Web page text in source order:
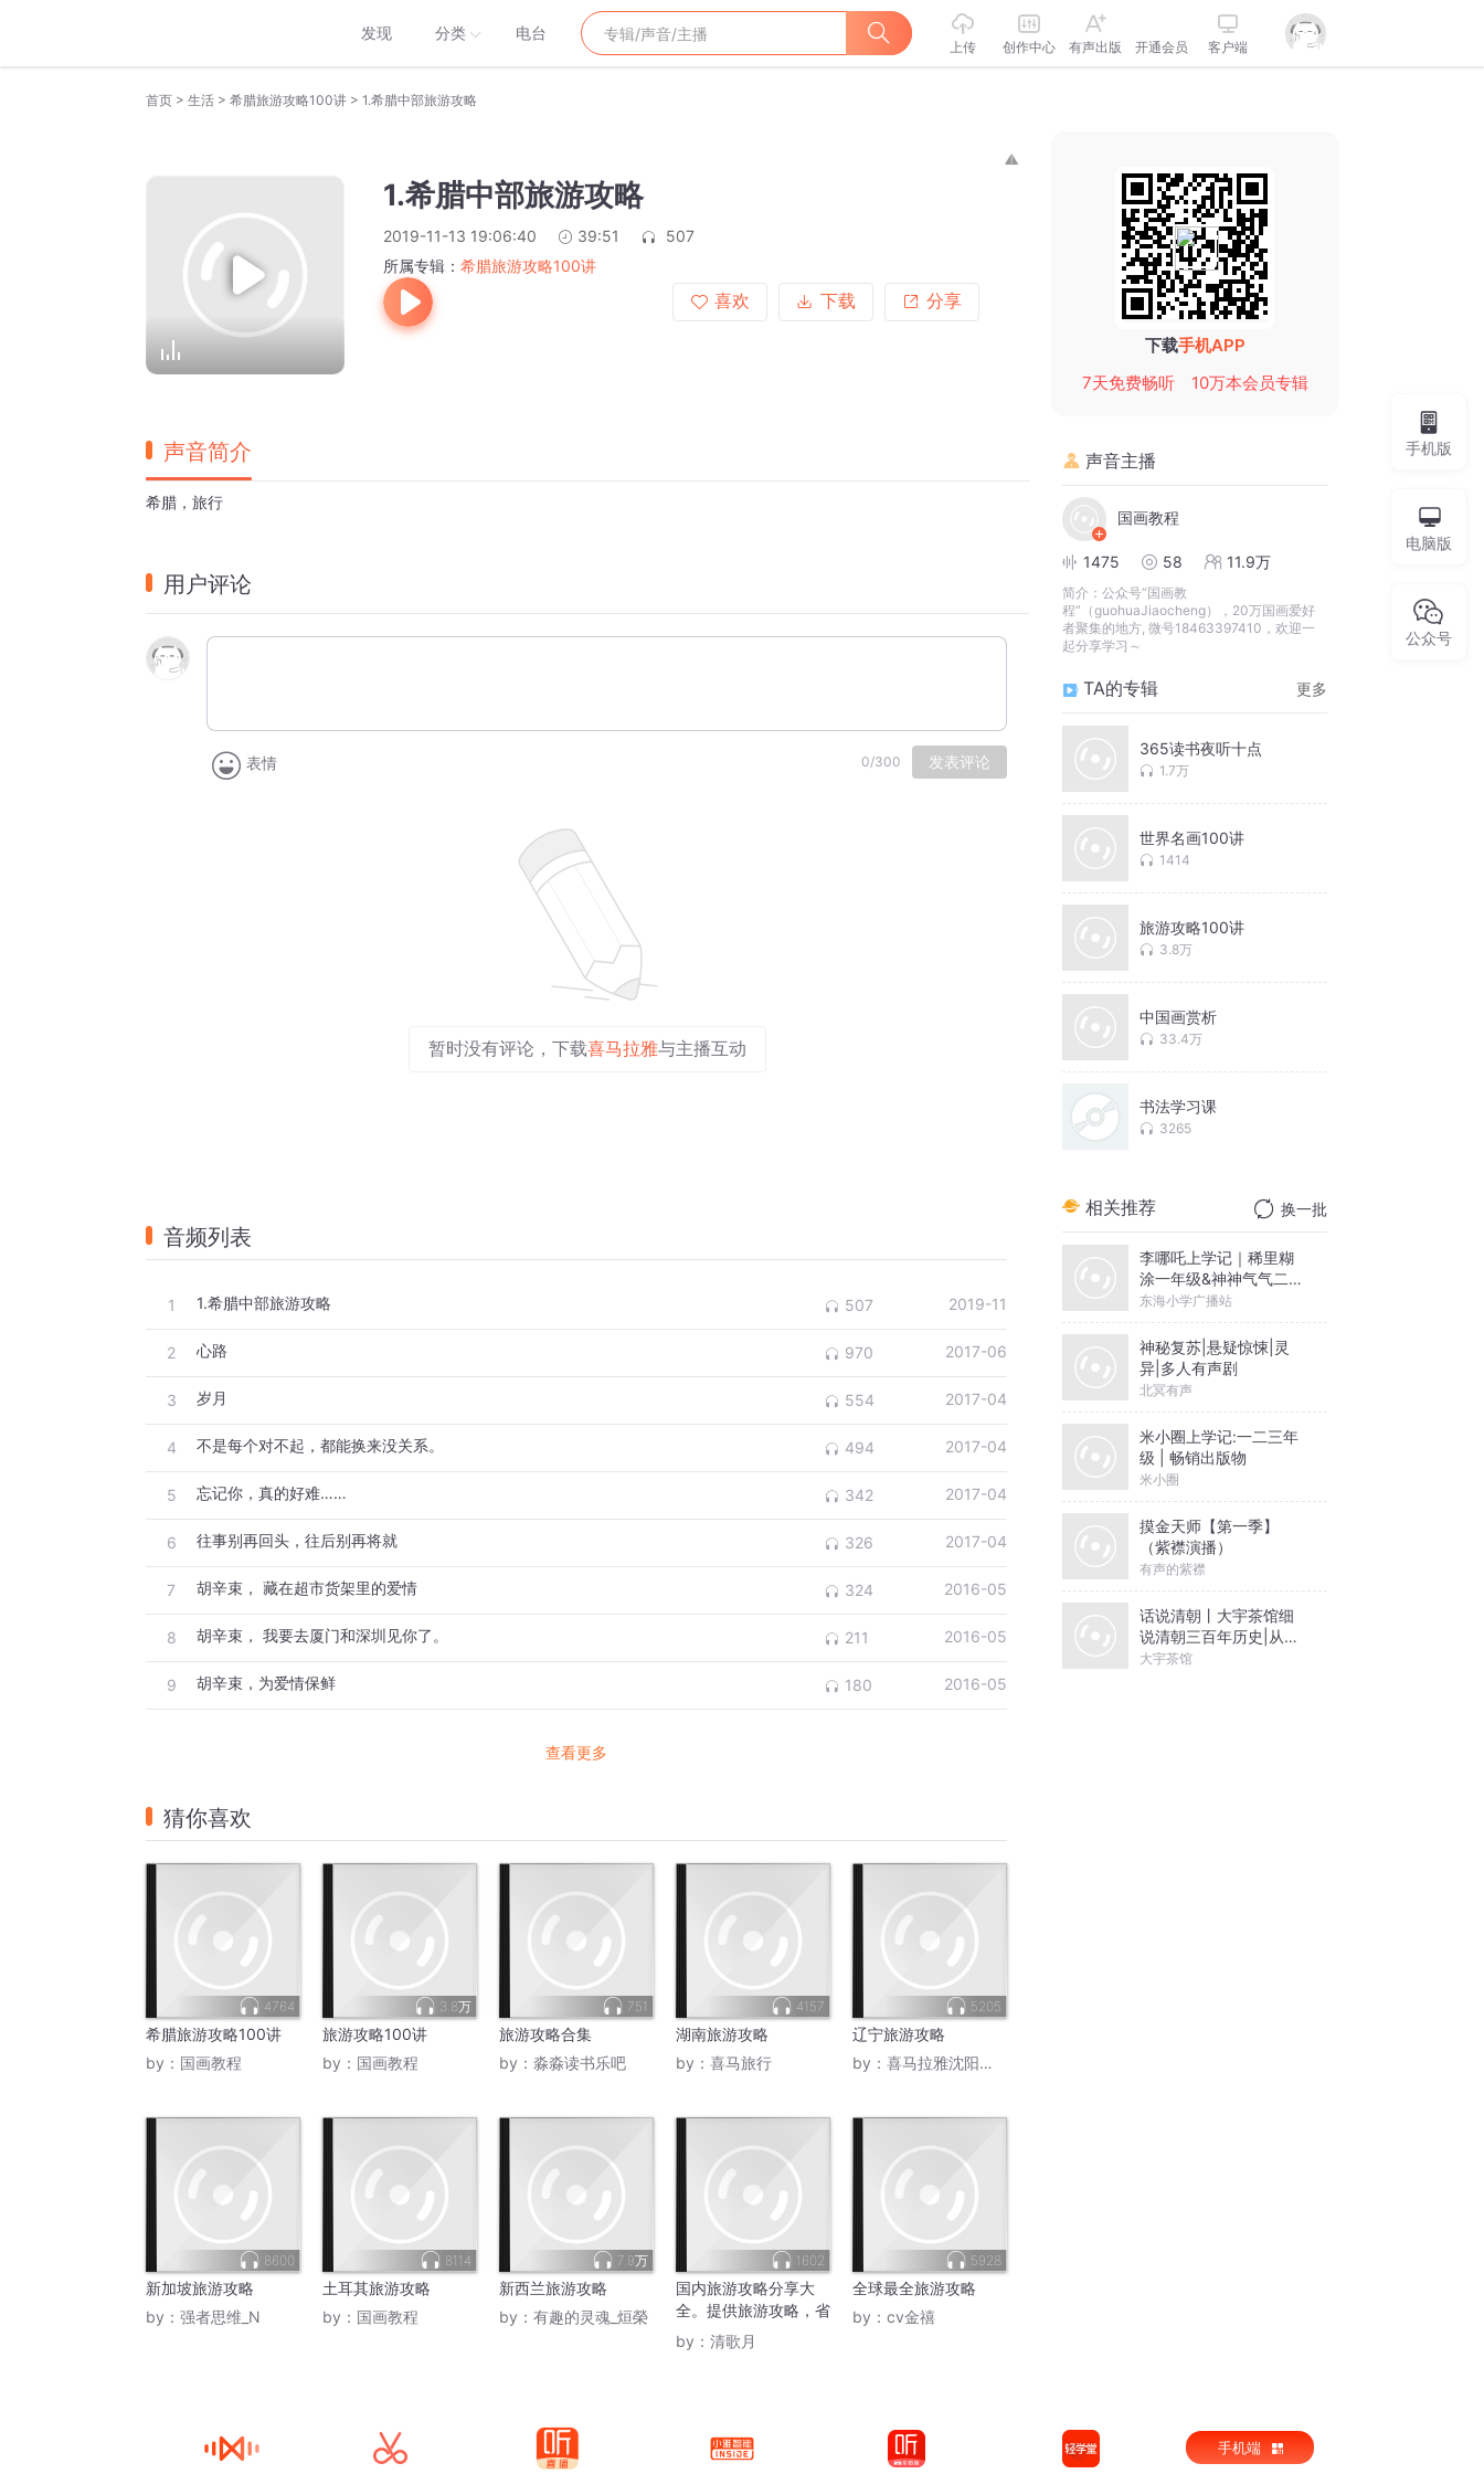
发现 分类 电台
上传 创作中心 有声出版 开通会员 客户端
首页 > 生活 > 希腊旅游攻略100讲 > 1.希腊中部旅游攻略
1.希腊中部旅游攻略
2019-11-13 19:06:40 39:51
507
所属专辑： 希腊旅游攻略100讲
喜欢
下载 分享
声音简介
希腊，旅行
用户评论
表情 0/300 发表评论
暂时没有评论，下载喜马拉雅与主播互动
音频列表
1 1.希腊中部旅游攻略 507 2019-11
2 心路 970 2017-06
3 岁月 554 2017-04
4 不是每个对不起，都能换来没关系。 494 2017-04
5 忘记你，真的好难…… 342 2017-04
6 往事别再回头，往后别再将就 326 2017-04
7 胡辛束， 藏在超市货架里的爱情 324 2016-05
8 胡辛束， 我要去厦门和深圳见你了。 211 2016-05
9 胡辛束，为爱情保鲜 180 2016-05
查看更多
猜你喜欢
4764
希腊旅游攻略100讲
by： 国画教程
3.8万
旅游攻略100讲
by： 国画教程
751
旅游攻略合集
by： 淼淼读书乐吧
4157
湖南旅游攻略
by： 喜马旅行
5205
辽宁旅游攻略
by： 喜马拉雅沈阳营销中心
8600
新加坡旅游攻略
by： 强者思维_N
8114
土耳其旅游攻略
by： 国画教程
7.9万
新西兰旅游攻略
by： 有趣的灵魂_烜榮
1602
国内旅游攻略分享大
全。提供旅游攻略，省
时省力
by： 清歌月
5928
全球最全旅游攻略
by： cv金禧
下载手机APP
7天免费畅听
10万本会员专辑
声音主播
国画教程
1475 58 11.9万
简介： 公众号“国画教
程”（guohuaJiaocheng），20万国画爱好
者聚集的地方, 微号18463397410，欢迎一
起分享学习～
TA的专辑 更多
365读书夜听十点
1.7万
世界名画100讲
1414
旅游攻略100讲
3.8万
中国画赏析
33.4万
书法学习课
3265
相关推荐 换一批
李哪吒上学记｜稀里糊
涂一年级&神神气气二年
级
东海小学广播站
神秘复苏|悬疑惊悚|灵
异|多人有声剧
北冥有声
米小圈上学记:一二三年
级 | 畅销出版物
米小圈
摸金天师【第一季】
（紫襟演播）
有声的紫襟
话说清朝丨大宇茶馆细
说清朝三百年历史|从努
尔哈赤到末代皇帝溥仪|
大宇茶馆
手机版
电脑版
公众号
手机端